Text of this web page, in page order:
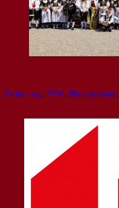
Festumzug, FFW, Rheinmünster,